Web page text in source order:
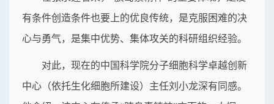
有条件创造条件也要上的优良传统，是克服困难的决
心与勇气，是集中优势、集体攻关的科研组织经验。
对此，现在的中国科学院分子细胞科学卓越创新
中心（依托生化细胞所建设）主任刘小龙深有同感。